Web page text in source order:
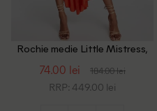
Rochie medie Little Mistress,
74.00 lei 184.00 lei
RRP: 449.00 lei